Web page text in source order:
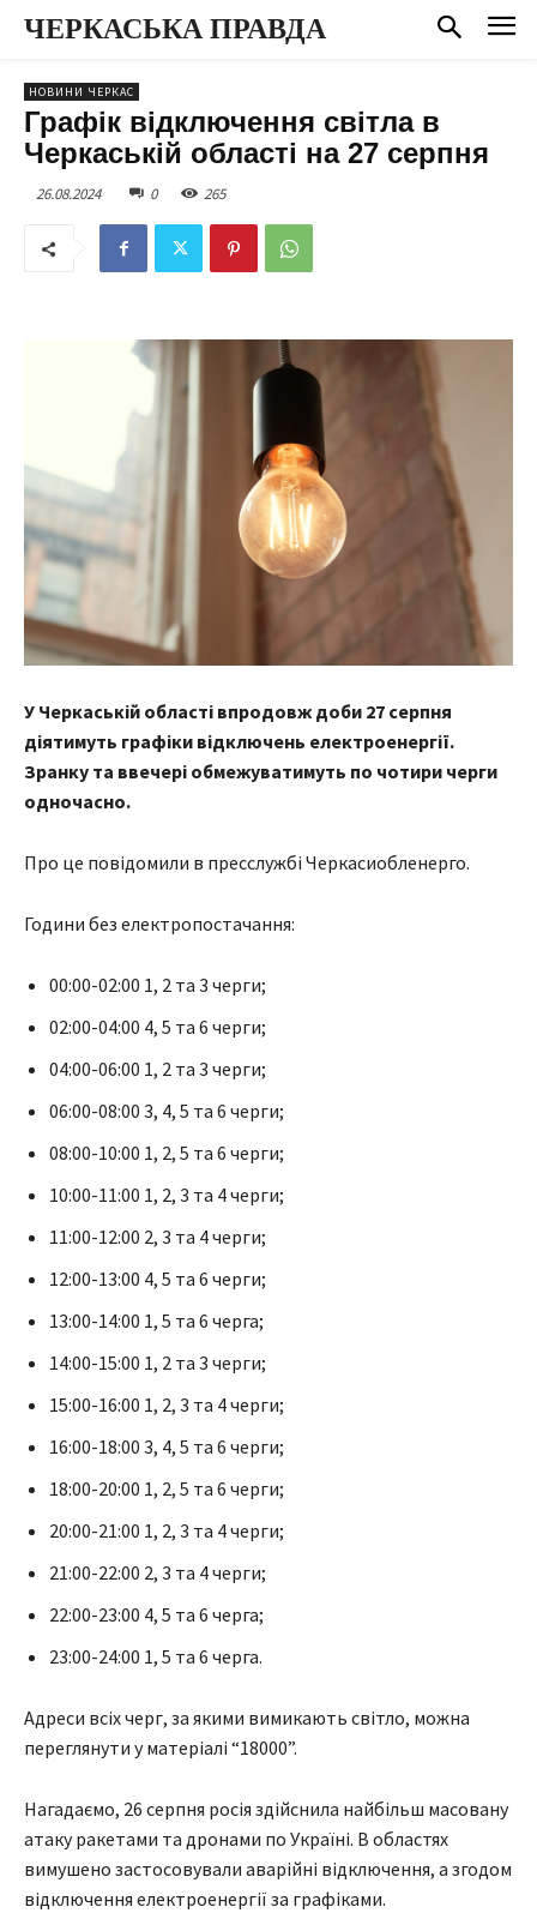
ЧЕРКАСЬКА ПРАВДА
НОВИНИ ЧЕРКАС
Графік відключення світла в
Черкаській області на 27 серпня
26.08.2024 0 265
У Черкаській області впродовж доби 27 серпня
діятимуть графіки відключень електроенергії.
Зранку та ввечері обмежуватимуть по чотири черги
одночасно.
Про це повідомили в пресслужбі Черкасиобленерго.
Години без електропостачання:
00:00-02:00 1, 2 та 3 черги;
02:00-04:00 4, 5 та 6 черги;
04:00-06:00 1, 2 та 3 черги;
06:00-08:00 3, 4, 5 та 6 черги;
08:00-10:00 1, 2, 5 та 6 черги;
10:00-11:00 1, 2, 3 та 4 черги;
11:00-12:00 2, 3 та 4 черги;
12:00-13:00 4, 5 та 6 черги;
13:00-14:00 1, 5 та 6 черга;
14:00-15:00 1, 2 та 3 черги;
15:00-16:00 1, 2, 3 та 4 черги;
16:00-18:00 3, 4, 5 та 6 черги;
18:00-20:00 1, 2, 5 та 6 черги;
20:00-21:00 1, 2, 3 та 4 черги;
21:00-22:00 2, 3 та 4 черги;
22:00-23:00 4, 5 та 6 черга;
23:00-24:00 1, 5 та 6 черга.
Адреси всіх черг, за якими вимикають світло, можна
переглянути у матеріалі “18000”.
Нагадаємо, 26 серпня росія здійснила найбільш масовану
атаку ракетами та дронами по Україні. В областях
вимушено застосовували аварійні відключення, а згодом
відключення електроенергії за графіками.